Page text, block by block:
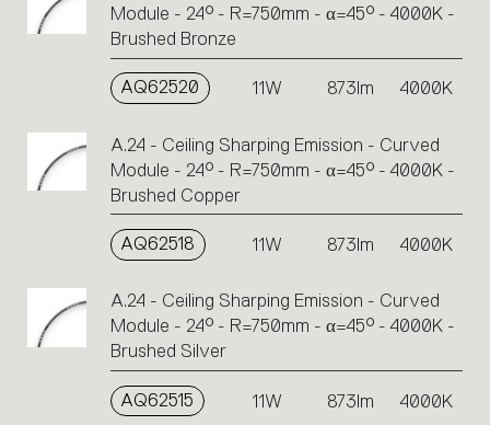
Module - 24° - R=750mm - α=45° - 4000K -
Brushed Bronze
AQ62520 11W 873lm 4000K
A.24 - Ceiling Sharping Emission - Curved
Module - 24° - R=750mm - α=45° - 4000K -
Brushed Copper
AQ62518 11W 873lm 4000K
A.24 - Ceiling Sharping Emission - Curved
Module - 24° - R=750mm - α=45° - 4000K -
Brushed Silver
AQ62515 11W 873lm 4000K